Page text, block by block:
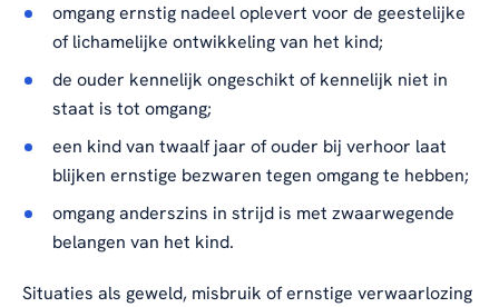
omgang ernstig nadeel oplevert voor de geestelijke
of lichamelijke ontwikkeling van het kind;
de ouder kennelijk ongeschikt of kennelijk niet in
staat is tot omgang;
een kind van twaalf jaar of ouder bij verhoor laat
blijken ernstige bezwaren tegen omgang te hebben;
omgang anderszins in strijd is met zwaarwegende
belangen van het kind.
Situaties als geweld, misbruik of ernstige verwaarlozing